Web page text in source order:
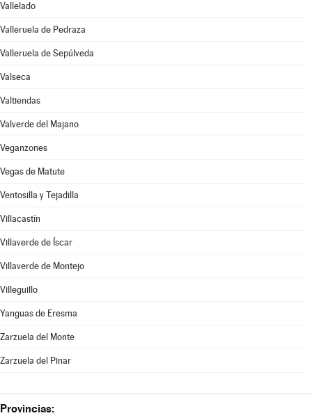
Vallelado
Valleruela de Pedraza
Valleruela de Sepúlveda
Valseca
Valtiendas
Valverde del Majano
Veganzones
Vegas de Matute
Ventosilla y Tejadilla
Villacastín
Villaverde de Íscar
Villaverde de Montejo
Villeguillo
Yanguas de Eresma
Zarzuela del Monte
Zarzuela del Pinar
Provincias: